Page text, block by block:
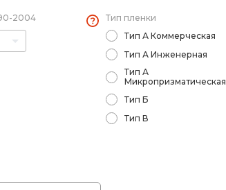
световой индикации
2004
Тип пленки
Тип А Коммерческая
Тип А Инженерная
Тип А
Микропризматическая
Тип Б
Тип В